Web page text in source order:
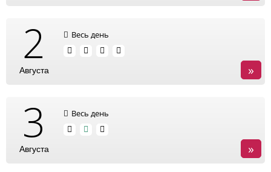
2
Августа
Весь день
»
3
Августа
Весь день
»